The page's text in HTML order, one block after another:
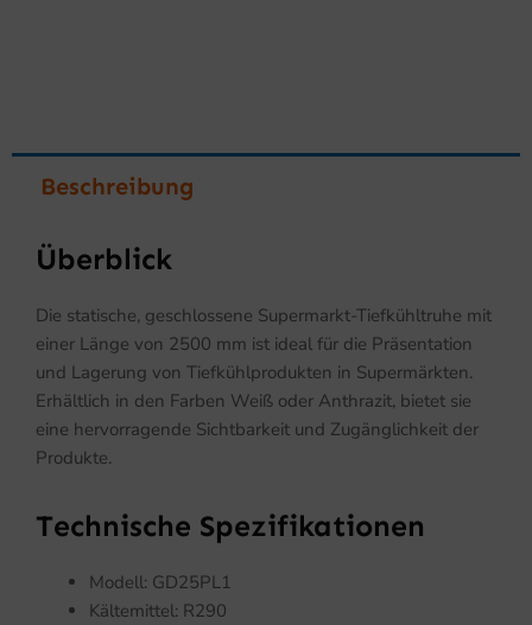
Beschreibung
Überblick
Die statische, geschlossene Supermarkt-Tiefkühltruhe mit
einer Länge von 2500 mm ist ideal für die Präsentation
und Lagerung von Tiefkühlprodukten in Supermärkten.
Erhältlich in den Farben Weiß oder Anthrazit, bietet sie
eine hervorragende Sichtbarkeit und Zugänglichkeit der
Produkte.
Technische Spezifikationen
Modell: GD25PL1
Kältemittel: R290